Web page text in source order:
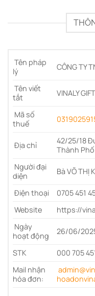
Tên pháp
lý
CÔNG TY
Tên viết
tắt
VINALY GIFT
Mã số
thuế
Địa chỉ
42/25/18
Thành
Người đại
diện
Bà VÕ THỊ
Điện thoại
0705 451
Website
https://
Ngày
hoạt động
26/06/
STK
000 705
Mail nhận
hóa đơn: